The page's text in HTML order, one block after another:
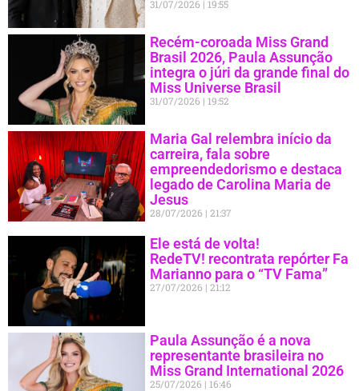
31/07/2026 19:55
Recém-coroada Miss Grand
Brasil 2026, Paula Assunção
integra o júri da grande final do
Miss Universe Brasil
31/07/2026 19:52
Maria Gal relembra início da
carreira, fala sobre
empreendedorismo e destaca
legado de Carolina Maria de
Jesus
28/07/2026 21:37
Ele está de volta!
RedeTV! recontrata repórter Fa
Marianno para o “TV Fama”
27/07/2026 21:12
Paula Assunção é a nova
representante brasileira no
Miss Grand International 2026
25/07/2026 16:46